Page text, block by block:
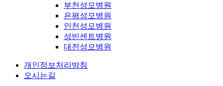
부천성모병원
은평성모병원
인천성모병원
성빈센트병원
대전성모병원
개인정보처리방침
오시는길